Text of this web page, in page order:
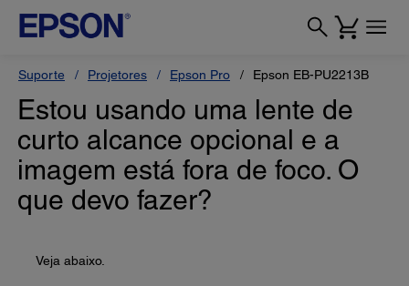
Suporte Projetores Epson Pro Epson EB-PU2213B
Estou usando uma lente de
curto alcance opcional e a
imagem está fora de foco. O
que devo fazer?
Veja abaixo.